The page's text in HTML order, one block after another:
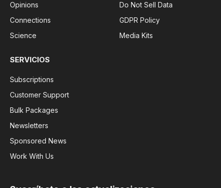
Opinions
Connections
Science
Do Not Sell Data
GDPR Policy
Media Kits
SERVICIOS
Subscriptions
Customer Support
Bulk Packages
Newsletters
Sponsored News
Work With Us